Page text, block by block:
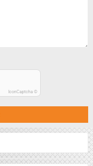
IconCaptcha ©